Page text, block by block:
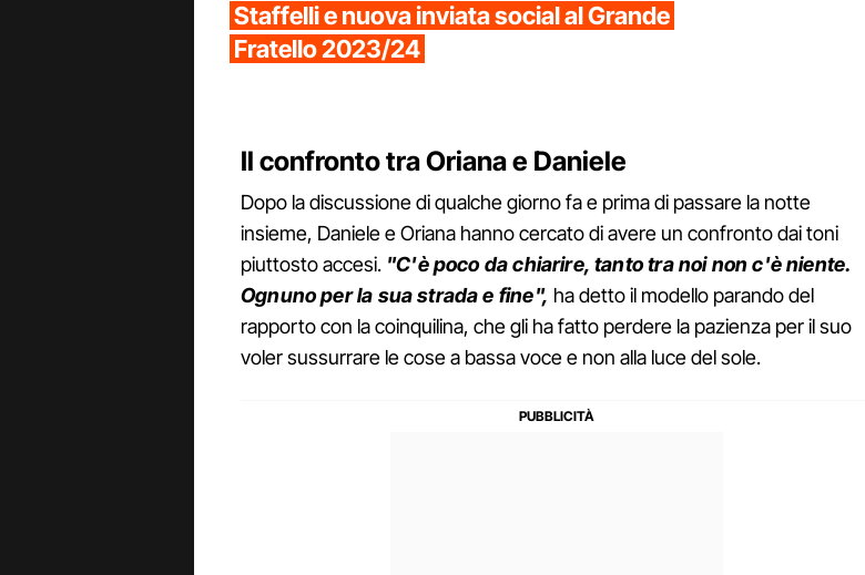
Staffelli e nuova inviata social al Grande
Fratello 2023/24
Il confronto tra Oriana e Daniele
Dopo la discussione di qualche giorno fa e prima di passare la notte
insieme, Daniele e Oriana hanno cercato di avere un confronto dai toni
piuttosto accesi. "C'è poco da chiarire, tanto tra noi non c'è niente.
Ognuno per la sua strada e fine", ha detto il modello parando del
rapporto con la coinquilina, che gli ha fatto perdere la pazienza per il suo
voler sussurrare le cose a bassa voce e non alla luce del sole.